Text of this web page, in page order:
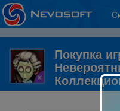
Покупка